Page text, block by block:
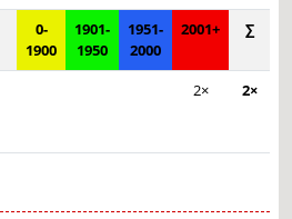
0-
1900
1901-
1950
1951-
2000
2001+ ∑
2× 2×